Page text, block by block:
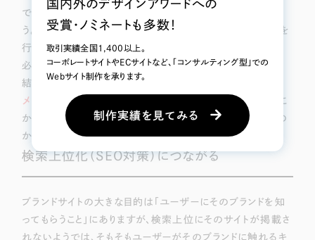
国内外のデザインアワードへの
受賞・ノミネートも多数！
取引実績全国1,400以上。
コーボレートサイトやECサイトなど、「コンサルティング型」での
Webサイト制作を承ります。
制作実績を見てみる
であれば、サイトメンテナンスの重要性も感じやすいでしょ
う。しかし、ある一定の商品に焦点を当ててプロモーションを
行うブランドサイトにおいてもサイトの更新・メンテナンスは
必要なのでしょうか？
結論からいうと、 ブランドサイトであっても必ずサイト更新・
メンテナンスは行うべき
と意識しておく必要があります。ここ
からは「なぜブランドサイトの更新・メンテナンスが必要なの
か？」について詳しく解説していきます！
検索上位化（SEO対策）につながる
ブランドサイトの大きな目的は「ユーザーにそのブランドを知
ってもらうこと」にありますが、検索上位にそのサイトが掲載さ
れないようでは、そもそもユーザーがそのブランドに触れるキ